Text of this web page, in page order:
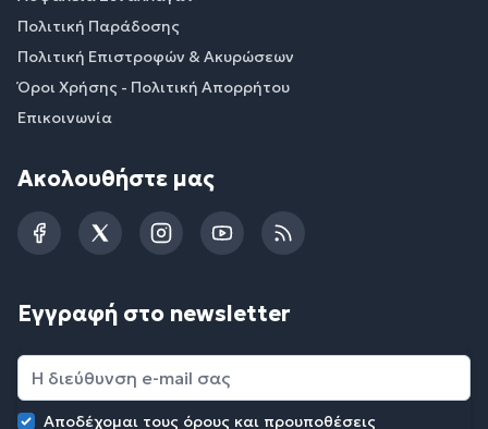
Πολιτική Παράδοσης
Πολιτική Επιστροφών & Ακυρώσεων
Όροι Χρήσης - Πολιτική Απορρήτου
Επικοινωνία
Ακολουθήστε μας
FacebookTwitterInstagramYouTubeRSS
Εγγραφή στο newsletter
Αποδέχομαι τους όρους και προυποθέσεις